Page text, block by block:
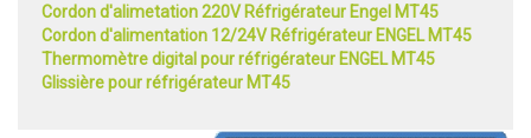
Cordon d'alimetation 220V Réfrigérateur Engel MT45
Cordon d'alimentation 12/24V Réfrigérateur ENGEL MT45
Thermomètre digital pour réfrigérateur ENGEL MT45
Glissière pour réfrigérateur MT45